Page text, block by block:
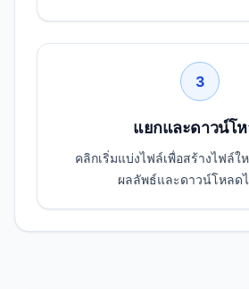
3
แยกและดาวน์โ
คลิกเริ่มแบ่งไฟล์เพื่อสร้างไฟล์ใ
ผลลัพธ์และดาวน์โหลด